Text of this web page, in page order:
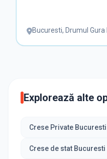
Bucuresti, Drumul
Explorează alte
Crese Private Bucuresti
Crese de stat Bucuresti